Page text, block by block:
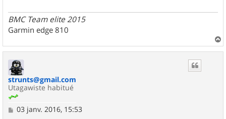
BMC Team elite 2015
Garmin edge 810
a
strunts@gmail.com
Utagawiste habitué
M
03 janv. 2016, 15:53